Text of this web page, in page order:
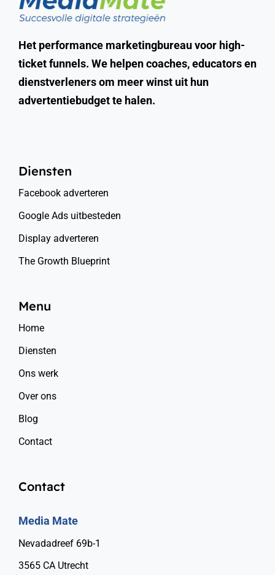
Het performance marketingbureau voor high-
ticket funnels. We helpen coaches, educators en
dienstverleners om meer winst uit hun
advertentiebudget te halen.
Diensten
Facebook adverteren
Google Ads uitbesteden
Display adverteren
The Growth Blueprint
Menu
Home
Diensten
Ons werk
Over ons
Blog
Contact
Contact
Media Mate
Nevadadreef 69b-1
3565 CA Utrecht